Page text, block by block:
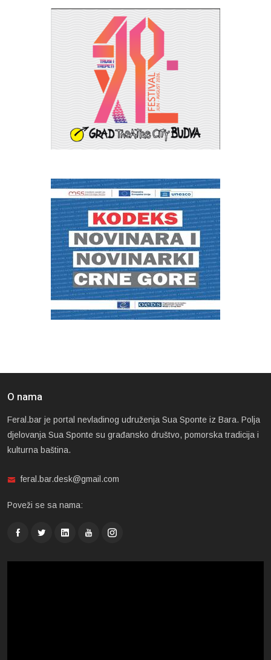
O nama
Feral.bar je portal nevladinog udruženja Sua Sponte iz Bara. Polja
djelovanja Sua Sponte su građansko društvo, pomorska tradicija i
kulturna baština.
feral.bar.desk@gmail.com
Poveži se sa nama: